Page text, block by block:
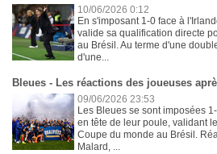
10/06/2026 0:12
En s'imposant 1-0 face à
valide sa qualification directe
au Brésil. Au terme d'une
d'une...
Bleues - Les réactions des joueuses
09/06/2026 23:53
Les Bleues se sont imposées
en tête de leur poule, validant
Coupe du monde au Brésil.
Malard, ...